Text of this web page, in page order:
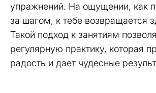
упражнений. На ощущении, как
за шагом, к тебе возвращается
Такой подход к занятиям
регулярную практику, которая
радость и дает чудесные